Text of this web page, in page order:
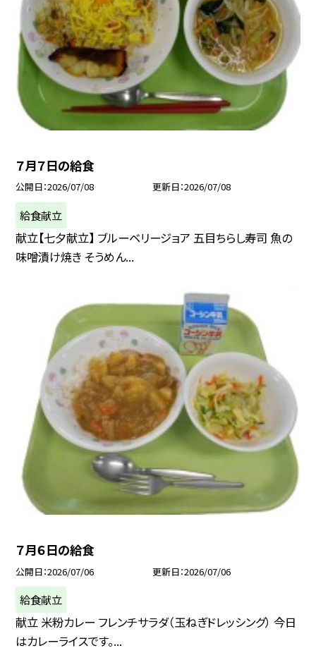
７月７日の給食
公開日 2026/07/08 更新日 2026/07/08
給食献立
献立【七夕献立】 ブルーベリージョア 五目ちらし寿司 魚の
味噌漬け焼き そうめん...
７月６日の給食
公開日 2026/07/06 更新日 2026/07/06
給食献立
献立 米粉カレー フレンチサラダ（玉ねぎドレッシング） 今日
はカレーライスです。...